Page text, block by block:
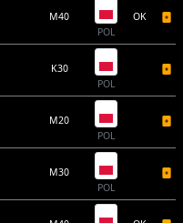
M40
POL
OK
K30
POL
M20
POL
M30
POL